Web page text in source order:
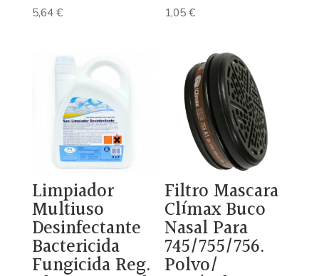
5,64€ 1,05€
Limpiador
Multiuso
Desinfectante
Bactericida
Fungicida Reg.
Filtro Mascara
Clímax Buco
Nasal Para
745/755/756.
Polvo/